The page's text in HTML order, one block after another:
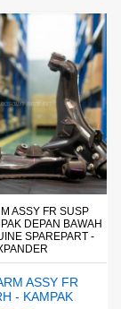
ABSORBER RR
BELAKANG -
BELAKANG -
-